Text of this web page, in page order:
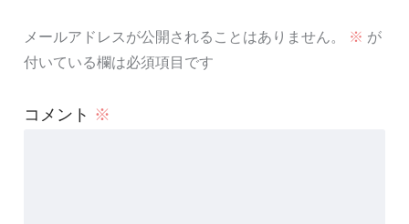
メールアドレスが公開されることはありません。 ※ が
付いている欄は必須項目です
コメント ※